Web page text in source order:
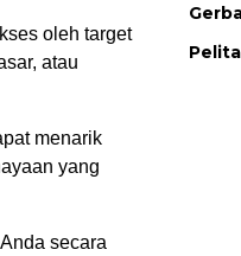
oleh target
atau
menarik
yang
secara